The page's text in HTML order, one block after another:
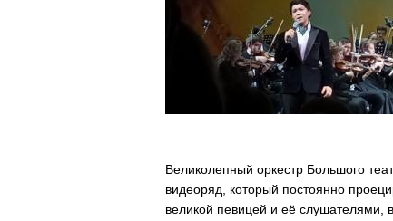
Великолепный оркестр Большого
видеоряд, который постоянно
великой певицей и её слушателями,